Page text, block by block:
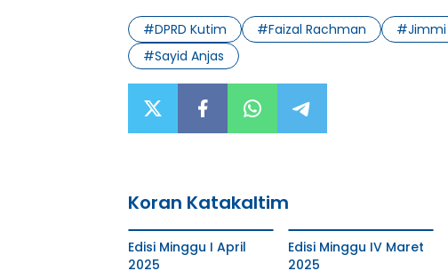
#DPRD Kutim #Faizal Rachman #Jimmi
#Sayid Anjas
Koran Katakaltim
Edisi Minggu I April
2025
Edisi Minggu IV Maret
2025